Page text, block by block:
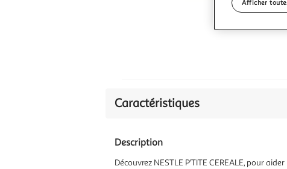
Caractéristiques
Description
Découvrez NESTLE P'TITE CEREALE, pour
Afficher